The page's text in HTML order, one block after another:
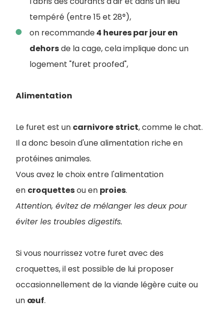
tempéré (entre 15 et 28°),
on recommande4 heures par jour en
dehorsde la cage, cela implique donc un
logement "furet proofed",
Alimentation
Le furet est un carnivorestrict, comme le chat.
Il a donc besoin d'une alimentation riche en
protéines animales.
Vous avez le choix entre l'alimentation
en croquettesou en proies.
Attention, évitez de mélanger les deux pour
éviter les troubles digestifs.
Si vous nourrissez votre furet avec des
croquettes, il est possible de lui proposer
occasionnellement de la viande légère cuite ou
un œuf.